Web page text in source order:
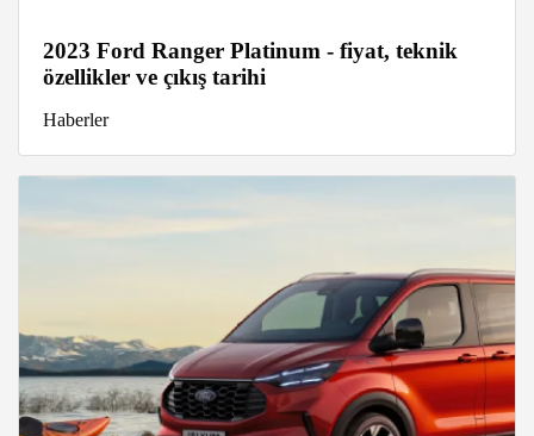
2023 Ford Ranger Platinum - fiyat, teknik
özellikler ve çıkış tarihi
Haberler